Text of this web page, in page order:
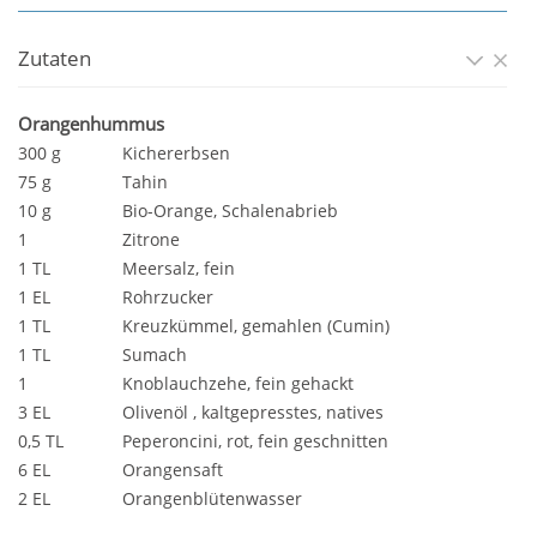
Zutaten
Orangenhummus
300 g
Kichererbsen
75 g
Tahin
10 g
Bio-Orange, Schalenabrieb
1
Zitrone
1 TL
Meersalz, fein
1 EL
Rohrzucker
1 TL
Kreuzkümmel, gemahlen (Cumin)
1 TL
Sumach
1
Knoblauchzehe, fein gehackt
3 EL
Olivenöl , kaltgepresstes, natives
0,5 TL
Peperoncini, rot, fein geschnitten
6 EL
Orangensaft
2 EL
Orangenblütenwasser